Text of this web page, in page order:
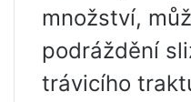
množství,
podráždění
trávicího